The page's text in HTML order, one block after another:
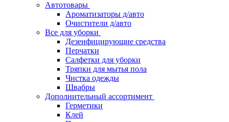
Автотовары
Ароматизаторы д/авто
Очистители д/авто
Все для уборки
Дезенфицирующие средства
Перчатки
Салфетки для уборки
Тряпки для мытья пола
Чистка одежды
Швабры
Дополнительный ассортимент
Герметики
Клей